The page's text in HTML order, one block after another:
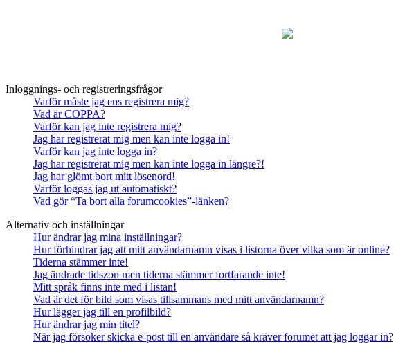
Inloggnings- och registreringsfrågor
Varför måste jag ens registrera mig?
Vad är COPPA?
Varför kan jag inte registrera mig?
Jag har registrerat mig men kan inte logga in!
Varför kan jag inte logga in?
Jag har registrerat mig men kan inte logga in längre?!
Jag har glömt bort mitt lösenord!
Varför loggas jag ut automatiskt?
Vad gör “Ta bort alla forumcookies”-länken?
Alternativ och inställningar
Hur ändrar jag mina inställningar?
Hur förhindrar jag att mitt användarnamn visas i listorna över vilka som är online?
Tiderna stämmer inte!
Jag ändrade tidszon men tiderna stämmer fortfarande inte!
Mitt språk finns inte med i listan!
Vad är det för bild som visas tillsammans med mitt användarnamn?
Hur lägger jag till en profilbild?
Hur ändrar jag min titel?
När jag försöker skicka e-post till en användare så kräver forumet att jag loggar in?